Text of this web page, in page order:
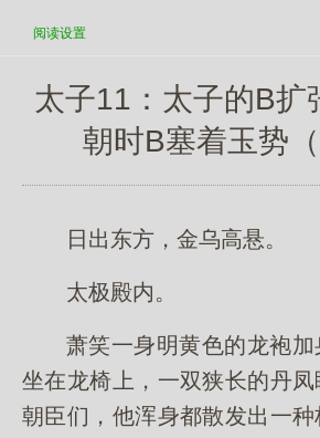
阅读设置
太子11：太子的B扩
朝时B塞着玉势（
日出东方，金乌高悬。
太极殿内。
萧笑一身明黄色的龙袍加
坐在龙椅上，一双狭长的丹
朝臣们，他浑身都散发出一种